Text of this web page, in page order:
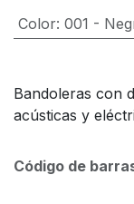
Color: 001 -
Bandoleras con
acústicas y
Código de